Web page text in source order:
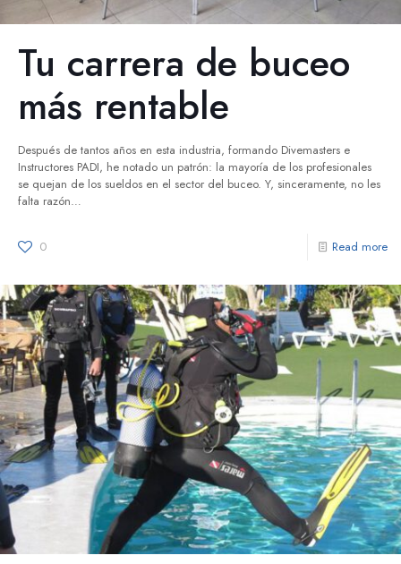
Tu carrera de buceo
más rentable
Después de tantos años en esta industria, formando Divemasters e
Instructores PADI, he notado un patrón: la mayoría de los profesionales
se quejan de los sueldos en el sector del buceo. Y, sinceramente, no les
falta razón…
0 Read more